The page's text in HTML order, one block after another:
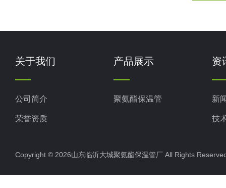
关于我们
公司简介
荣誉资质
产品展示
聚氨酯保温管
资
新
技
Copyright © 2026山东临沂大城聚氨酯保温管厂 All Rights